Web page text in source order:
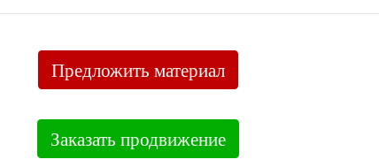
Предложить материал
Заказать продвижение